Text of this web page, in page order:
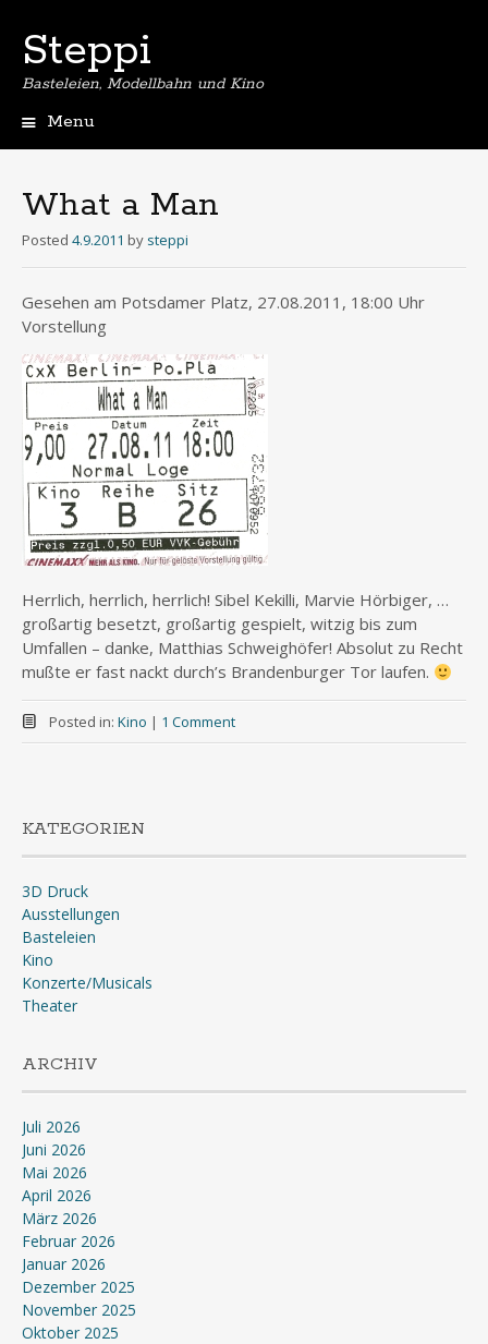
Steppi
Basteleien, Modellbahn und Kino
Menu
What a Man
Posted 4.9.2011 by steppi
Gesehen am Potsdamer Platz, 27.08.2011, 18:00 Uhr
Vorstellung
Herrlich, herrlich, herrlich! Sibel Kekilli, Marvie Hörbiger, …
großartig besetzt, großartig gespielt, witzig bis zum
Umfallen – danke, Matthias Schweighöfer! Absolut zu Recht
mußte er fast nackt durch’s Brandenburger Tor laufen.
Posted in: Kino | 1 Comment
KATEGORIEN
3D Druck
Ausstellungen
Basteleien
Kino
Konzerte/Musicals
Theater
ARCHIV
Juli 2026
Juni 2026
Mai 2026
April 2026
März 2026
Februar 2026
Januar 2026
Dezember 2025
November 2025
Oktober 2025